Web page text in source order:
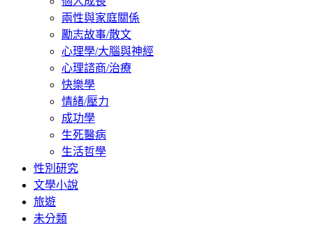
兩性與家庭關係
勵志故事/散文
心理學/大腦與神經
心理諮商/治療
快樂學
情緒/壓力
成功學
生死醫病
生活哲學
性別研究
文學小說
旅遊
未分類